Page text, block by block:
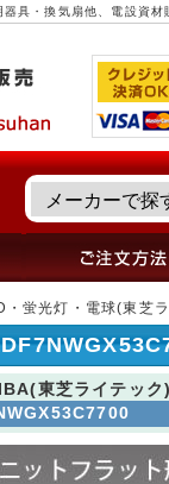
具・換気扇他、電設資材
・蛍光灯・電球(東芝
東芝ライテック